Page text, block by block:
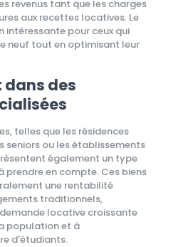
revenus tant que les charges
aux recettes locatives. Le
intéressante pour ceux qui
neuf tout en optimisant leur
des
telles que les résidences
seniors ou les établissements
également un type
en compte. Ces biens
une rentabilité
traditionnels,
locative croissante
population et à
d'étudiants.